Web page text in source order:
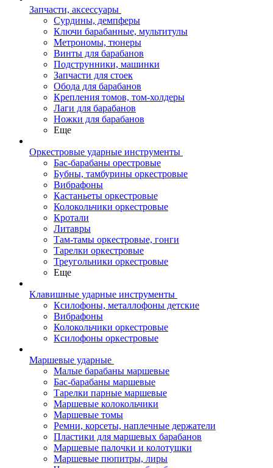
Запчасти, аксессуары
Сурдины, демпферы
Ключи барабанные, мультитулы
Метрономы, тюнеры
Винты для барабанов
Подструнники, машинки
Запчасти для стоек
Обода для барабанов
Крепления томов, том-холдеры
Лаги для барабанов
Ножки для барабанов
Еще
Оркестровые ударные инструменты
Бас-барабаны орестровые
Бубны, тамбурины оркестровые
Вибрафоны
Кастаньеты оркестровые
Колокольчики оркестровые
Кротали
Литавры
Там-тамы оркестровые, гонги
Тарелки оркестровые
Треугольники оркестровые
Еще
Клавишные ударные инструменты
Ксилофоны, металлофоны детские
Вибрафоны
Колокольчики оркестровые
Ксилофоны оркестровые
Маршевые ударные
Малые барабаны маршевые
Бас-барабаны маршевые
Тарелки парные маршевые
Маршевые колокольчики
Маршевые томы
Ремни, корсеты, наплечные держатели
Пластики для маршевых барабанов
Маршевые палочки и колотушки
Маршевые пюпитры, лиры